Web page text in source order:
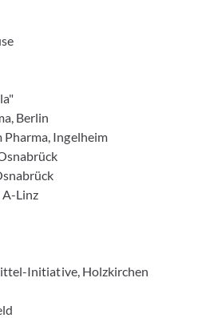
Berlin
Ingelheim
A-Linz
Initiative, Holzkirchen